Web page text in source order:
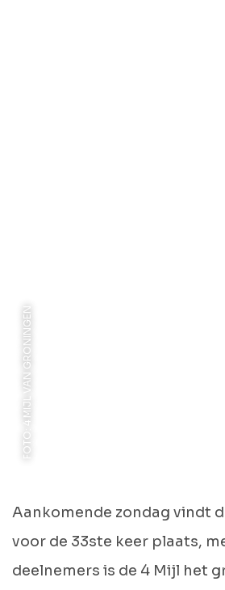
FOTO: 4 MIJL VAN GRONINGEN
Aankomende zondag vindt
voor de 33ste keer plaats,
deelnemers is de 4 Mijl het